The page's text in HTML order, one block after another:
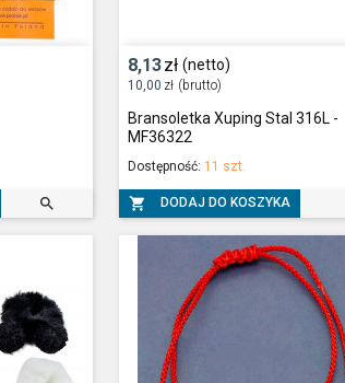

8,13zł (netto)
10,00 zł (brutto)
Bransoletka Xuping Stal 316L -
MF36322
Dostępność: 11 szt.
 DODAJ DO KOSZYKA